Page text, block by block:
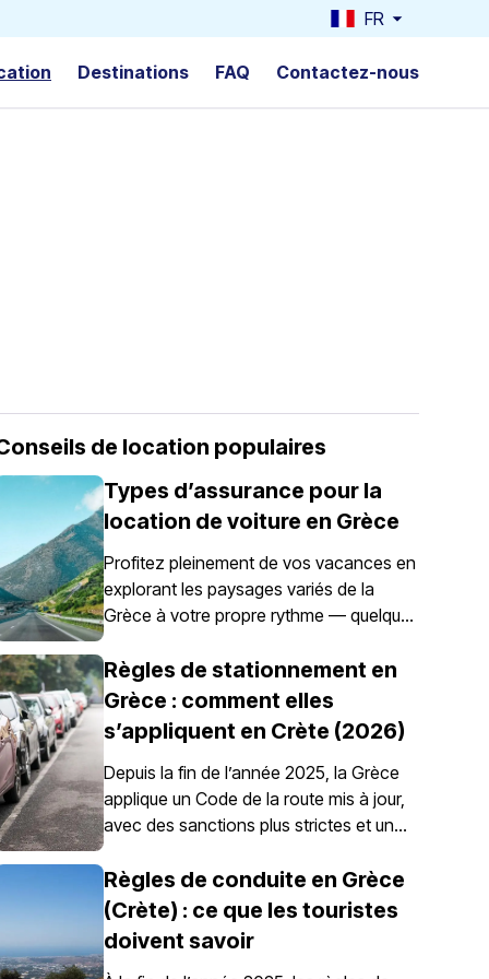
FR
Destinations FAQ Contactez-nous
de location populaires
Types d’assurance pour la
location de voiture en Grèce
Profitez pleinement de vos vacances en
explorant les paysages variés de la
Grèce à votre propre rythme — quelque
chose rendu possible grâce à la location
de voiture. Il est toutefois essentiel de
comprendre qu’en Grèce, l’assurance
automobile n’est pas simplement une
option ; elle est obligatoire pour tous les
véhicules de location.
Règles de stationnement en
Grèce : comment elles
s’appliquent en Crète (2026)
Depuis la fin de l’année 2025, la Grèce
applique un Code de la route mis à jour,
avec des sanctions plus strictes et un
contrôle renforcé du stationnement, en
particulier dans les centres-villes, les
ports, les zones piétonnes et les zones
de stationnement réglementé. Les règles
de stationnement en Grèce sont
Règles de conduite en Grèce
(Crète) : ce que les touristes
doivent savoir